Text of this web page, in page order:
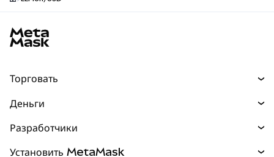
Торговать
Прогнозы
Деньги
Разработчики
Установить MetaMask